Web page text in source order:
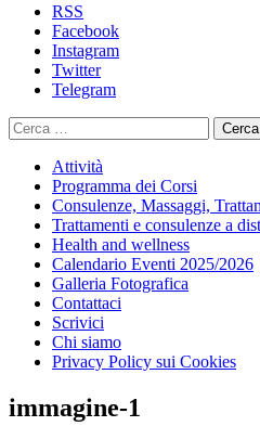
RSS
Facebook
Instagram
Twitter
Telegram
Ricerca
per:
Attività
Programma dei Corsi
Consulenze, Massaggi,
Trattamenti e consulenze a
Health and wellness
Calendario Eventi 2025/2026
Galleria Fotografica
Contattaci
Scrivici
Chi siamo
Privacy Policy sui Cookies
immagine-1